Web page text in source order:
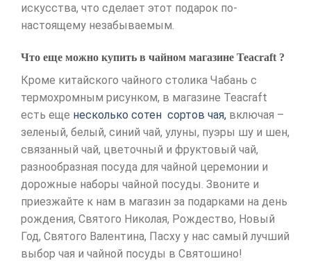
искусства, что сделает этот подарок по-
настоящему незабываемым.
Что еще можно купить в чайном магазине Teacraft ?
Кроме китайского чайного столика Чабань с
термохромным рисунком, в магазине Teacraft
есть еще несколько сотен сортов чая, включая –
зеленый, белый, синий чай, улуны, пуэры шу и шен,
связанный чай, цветочный и фруктовый чай,
разнообразная посуда для чайной церемонии и
дорожные наборы чайной посуды. Звоните и
приезжайте к нам в магазин за подарками на день
рождения, Святого Николая, Рождество, Новый
Год, Святого Валентина, Пасху у нас самый лучший
выбор чая и чайной посуды в Святошино!